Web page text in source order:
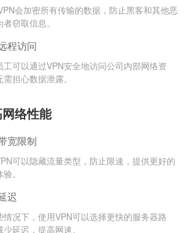
会加密所有传输的数据，防止黑客和其他恶
窃取信息。
程访问
工可以通过VPN安全地访问公司内部网络资
担心数据泄露。
络性能
宽限制
可以隐藏流量类型，防止限速，提供更好的
。
迟
情况下，使用VPN可以选择更快的服务器路
延迟，提高网速。